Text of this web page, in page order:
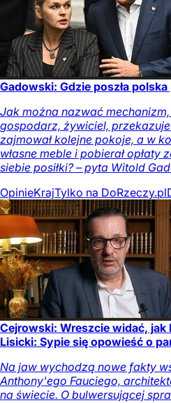
Gadowski: Gdzie poszła
Jak można nazwać
gospodarz, żywiciel,
zajmował kolejne pokoje, a w
własne meble i pobierał
siebie posiłki? – pyta Witold
OpinieKrajTylko na DoRzeczy.pl
Cejrowski: Wreszcie widać, jak
Lisicki: Sypie się opowieść o
Na jaw wychodzą nowe fakty
Anthony'ego Fauciego,
na świecie. O bulwersującej